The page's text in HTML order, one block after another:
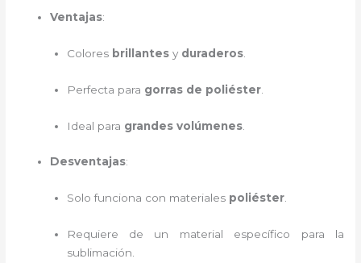
Ventajas:
Colores brillantesy duraderos.
Perfecta para gorras de poliéster.
Ideal para grandes volúmenes.
Desventajas:
Solo funciona con materiales poliéster.
Requiere de un material específico para la
sublimación.